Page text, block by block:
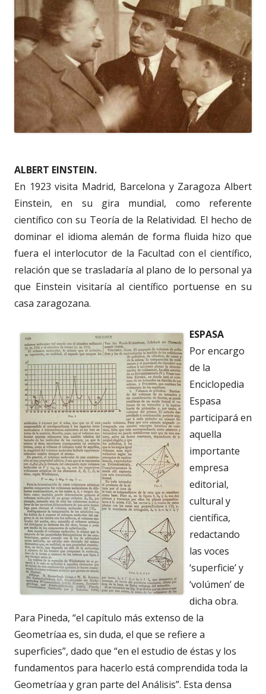
ALBERT EINSTEIN.
En 1923 visita Madrid, Barcelona y Zaragoza Albert
Einstein, en su gira mundial, como referente
científico con su Teoría de la Relatividad. El hecho de
dominar el idioma alemán de forma fluida hizo que
fuera el interlocutor de la Facultad con el científico,
relación que se trasladaría al plano de lo personal ya
que Einstein visitaría al científico portuense en su
casa zaragozana.
ESPASA
Por encargo
de la
Enciclopedia
Espasa
participará en
aquella
importante
empresa
editorial,
cultural y
científica,
redactando
las voces
‘superficie’ y
‘volúmen’ de
dicha obra.
Para Pineda, “el capítulo más extenso de la
Geometríaa es, sin duda, el que se refiere a
superficies”, dado que “en el estudio de éstas y los
fundamentos para hacerlo está comprendida toda la
Geometríaa y gran parte del Análisis”. Esta densa